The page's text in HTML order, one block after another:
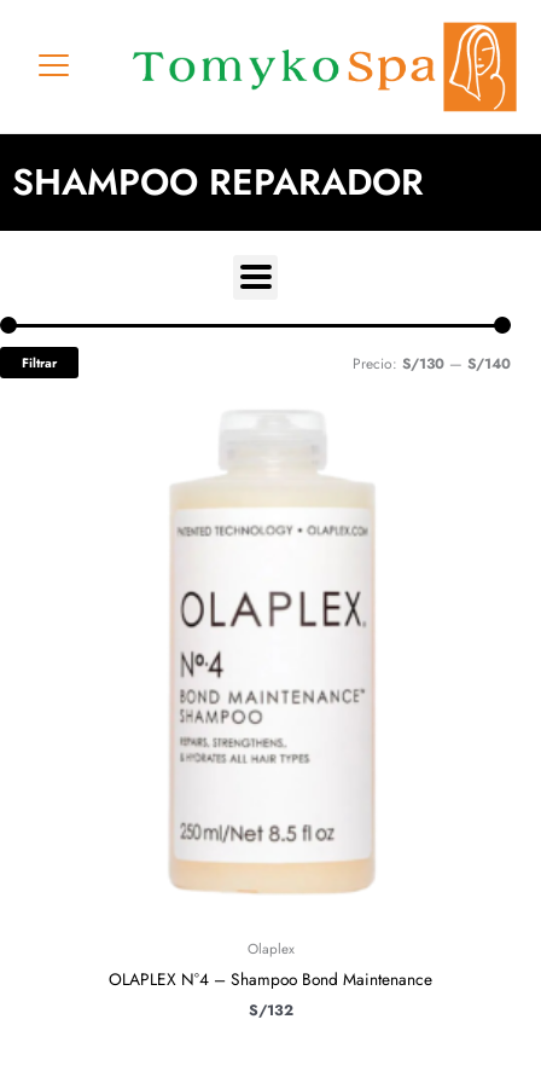
contenido
SHAMPOO REPARADOR
Filtrar Precio: S/130 — S/140
Olaplex
OLAPLEX N°4 – Shampoo Bond Maintenance
S/132